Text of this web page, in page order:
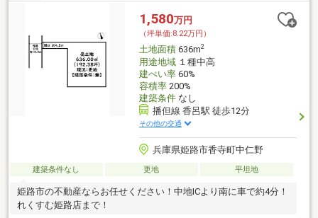
1,580万円
（坪単価:8.22万円）
土地面積636m2
用途地域１種中高
建ぺい率60%
容積率200%
建築条件なし
播但線 香呂駅 徒歩12分
その他の交通
兵庫県姫路市香寺町中仁野
建築条件なし 更地 平坦地
姫路市の不動産ならお任せください！中地ICより南に車で約4分！
れくすむ姫路店まで！